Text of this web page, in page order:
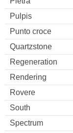
Pulpis
Punto croce
Quartzstone
Regeneration
Rendering
Rovere
South
Spectrum